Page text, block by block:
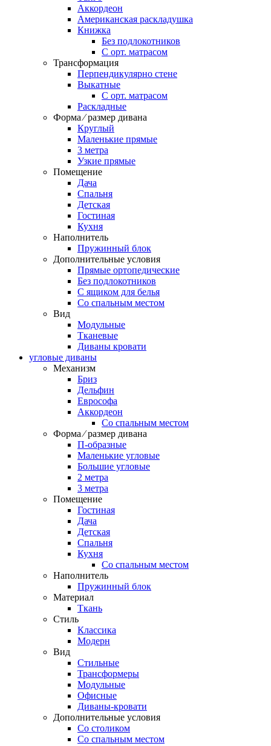
Аккордеон
Американская раскладушка
Книжка
Без подлокотников
С орт. матрасом
Трансформация
Перпендикулярно стене
Выкатные
С орт. матрасом
Раскладные
Форма ⁄ размер дивана
Круглый
Маленькие прямые
3 метра
Узкие прямые
Помещение
Дача
Спальня
Детская
Гостиная
Кухня
Наполнитель
Пружинный блок
Дополнительные условия
Прямые ортопедические
Без подлокотников
С ящиком для белья
Со спальным местом
Вид
Модульные
Тканевые
Диваны кровати
угловые диваны
Механизм
Бриз
Дельфин
Еврософа
Аккордеон
Со спальным местом
Форма ⁄ размер дивана
П-образные
Маленькие угловые
Большие угловые
2 метра
3 метра
Помещение
Гостиная
Дача
Детская
Спальня
Кухня
Со спальным местом
Наполнитель
Пружинный блок
Материал
Ткань
Стиль
Классика
Модерн
Вид
Стильные
Трансформеры
Модульные
Офисные
Диваны-кровати
Дополнительные условия
Со столиком
Со спальным местом